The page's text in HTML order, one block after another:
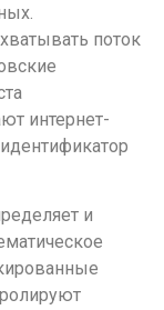
поток
интернет-
и